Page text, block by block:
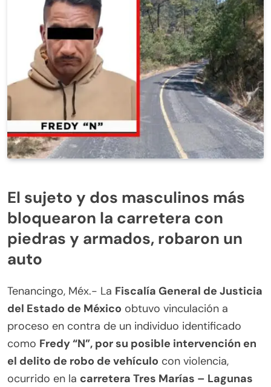
El sujeto y dos masculinos más
bloquearon la carretera con
piedras y armados, robaron un
auto
Tenancingo, Méx.- La Fiscalía General de Justicia
del Estado de México obtuvo vinculación a
proceso en contra de un individuo identificado
como Fredy “N”, por su posible intervención en
el delito de robo de vehículo con violencia,
ocurrido en la carretera Tres Marías – Lagunas